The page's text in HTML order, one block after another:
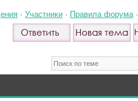
· Участники · Правила форума·